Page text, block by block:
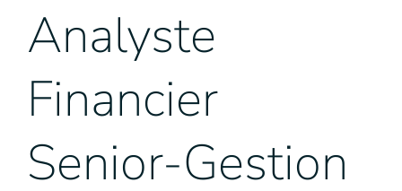
Analyste
Financier
Senior-Gestion